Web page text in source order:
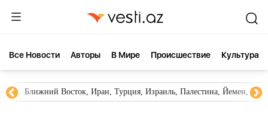
Все Новости Aвторы В Мире Происшествие Культура
Ближний Восток, Иран, Турция, Израиль, Палестина, Йемен,